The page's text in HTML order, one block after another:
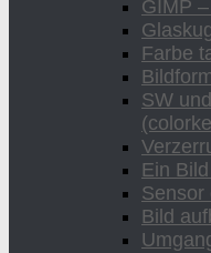
GIMP
Farbe
SW
Ein
Sensor
Bild